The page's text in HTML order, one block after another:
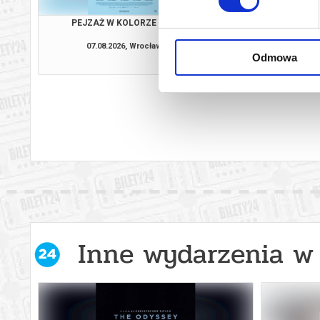
Odmowa
PEJZAŻ W KOLORZE SEPII
07.08.2026, Wrocław
Inne wydarzenia